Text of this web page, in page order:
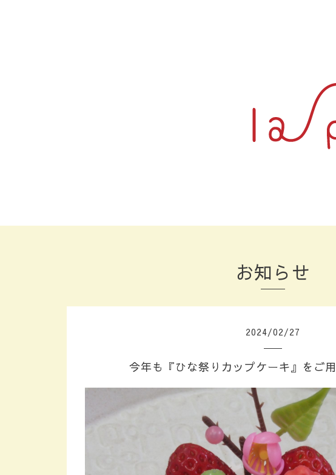
お知らせ
2024/02/27
今年も『ひな祭りカップケーキ』をご